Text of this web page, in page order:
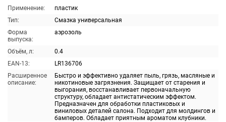
Применение:
пластик
Тип:
Смазка универсальная
Форма
выпуска:
аэрозоль
Объём, л:
0.4
EAN-13:
LR136706
Расширенное
описание:
Быстро и эффективно удаляет пыль, грязь, масляные и
никотиновые загрязнения. Защищает от старения и
выгорания, восстанавливает первоначальную
структуру, обладает антистатическим эффектом.
Предназначен для обработки пластиковых и
виниловых деталей салона. Подходит для молдингов и
бамперов. Обладает приятным ароматом клубники.